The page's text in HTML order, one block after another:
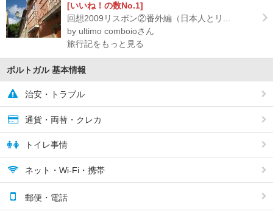
[いいね！の数No.1]
回想2009リスボン②番外編（日本人とリ...
by ultimo comboioさん
旅行記をもっと見る
ポルトガル 基本情報
治安・トラブル
通貨・両替・クレカ
トイレ事情
ネット・Wi-Fi・携帯
郵便・電話